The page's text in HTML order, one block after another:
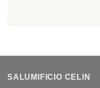
SALUMIFICIO CELIN